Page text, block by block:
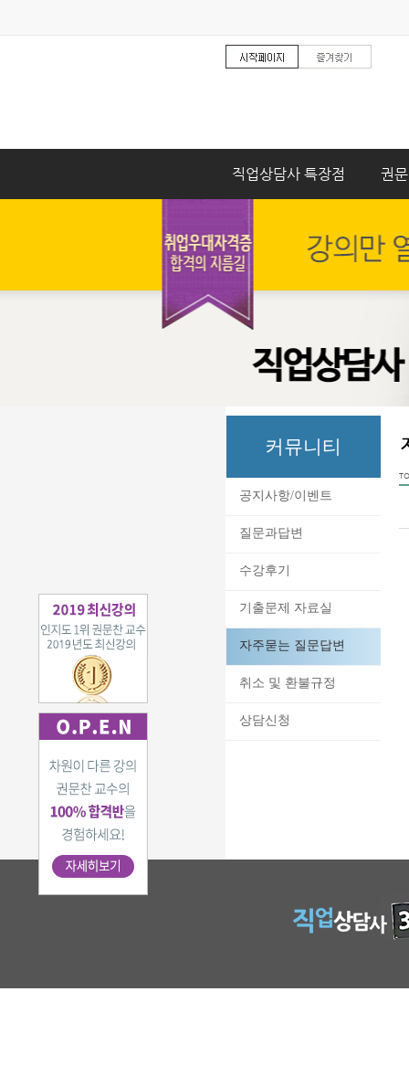
직업상담사 특장점 권
커뮤니티
공지사항/이벤트
질문과답변
수강후기
기출문제 자료실
자주묻는 질문답변
취소 및 환불규정
상담신청